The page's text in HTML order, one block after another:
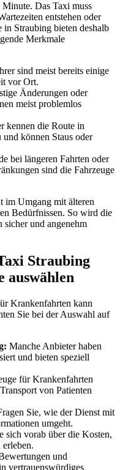
Das Taxi muss
entstehen oder
Straubing bieten deshalb
Merkmale
sind meist bereits einige
vor Ort.
Änderungen oder
meist problemlos
kennen die Route in
können Staus oder
bei längeren Fahrten oder
sind die Fahrzeuge
im Umgang mit älteren
Bedürfnissen. So wird die
und angenehm
Straubing
auswählen
Krankenfahrten kann
Sie bei der Auswahl auf
Manche Anbieter haben
und bieten speziell
für Krankenfahrten
von Patienten
Sie, wie der Dienst mit
umgeht.
sich vorab über die Kosten,
und
vertrauenswürdiges